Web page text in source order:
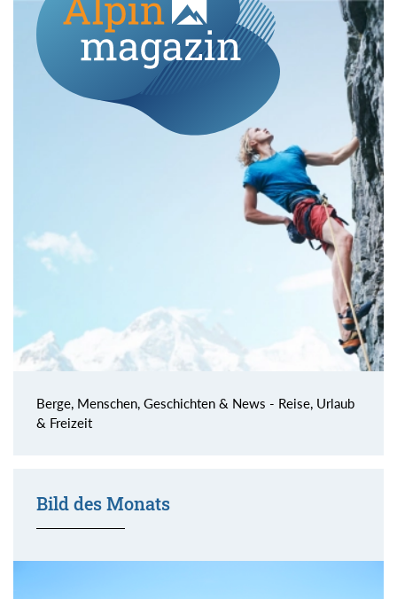
Berge, Menschen, Geschichten & News - Reise, Urlaub
& Freizeit
Bild des Monats